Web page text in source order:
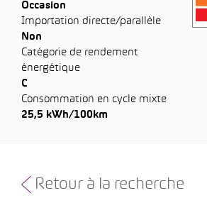
Occasion
Importation directe/parallèle
Non
Catégorie de rendement
énergétique
C
Consommation en cycle mixte
25,5 kWh/100km
Retour à la recherche